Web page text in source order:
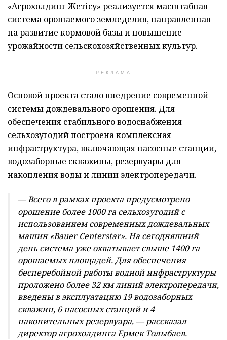
«Агрохолдинг Жетісу» реализуется масштабная
система орошаемого земледелия, направленная
на развитие кормовой базы и повышение
урожайности сельскохозяйственных культур.
РЕКЛАМА
Основой проекта стало внедрение современной
системы дождевального орошения. Для
обеспечения стабильного водоснабжения
сельхозугодий построена комплексная
инфраструктура, включающая насосные станции,
водозаборные скважины, резервуары для
накопления воды и линии электропередачи.
— Всего в рамках проекта предусмотрено
орошение более 1000 га сельхозугодий с
использованием современных дождевальных
машин «Bauer Centerstar». На сегодняшний
день система уже охватывает свыше 1400 га
орошаемых площадей. Для обеспечения
бесперебойной работы водной инфраструктуры
проложено более 32 км линий электропередачи,
введены в эксплуатацию 19 водозаборных
скважин, 6 насосных станций и 4
накопительных резервуара, — рассказал
директор агрохолдинга Ермек Толыбаев.